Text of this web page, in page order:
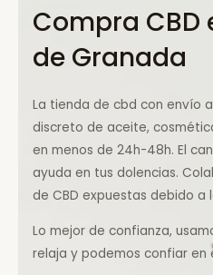
Compra CBD
de Granada
La tienda de cbd con envío
discreto de aceite,
en menos de 24h-48h. El
ayuda en tus dolencias.
de CBD expuestas debido a
Lo mejor de confianza,
relaja y podemos confiar en